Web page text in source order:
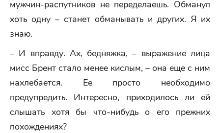
мужчин-распутников не переделаешь. Обманул
хоть одну – станет обманывать и других. Я их
знаю.
– И вправду. Ах, бедняжка, – выражение лица
мисс Брент стало менее кислым, – она еще с ним
нахлебается. Ее просто необходимо
предупредить. Интересно, приходилось ли ей
слышать хотя бы что-нибудь о его прежних
похождениях?